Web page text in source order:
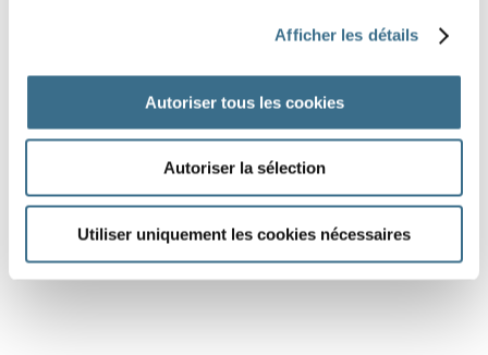
Afficher les détails
Autoriser tous les cookies
Autoriser la sélection
Utiliser uniquement les cookies nécessaires